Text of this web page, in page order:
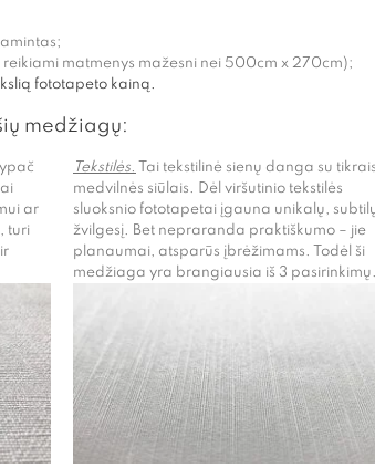
reikiami matmenys mažesni nei 500cm x 270cm);
fototapeto kainą.
medžiagų:
ar
turi
Tekstilės.
Tai tekstilinė sienų danga su tikrais
medvilnės siūlais. Dėl viršutinio tekstilės
sluoksnio fototapetai įgauna unikalų,
žvilgesį. Bet nepraranda praktiškumo – jie
planaumai, atsparūs įbrėžimams. Todėl ši
medžiaga yra brangiausia iš 3 pasirinkimų.